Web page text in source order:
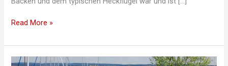
Der
Porsche
Read More »